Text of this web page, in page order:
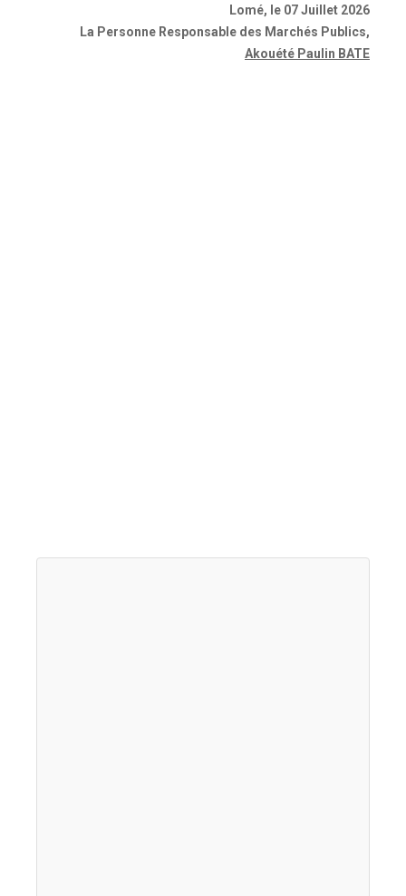
Lomé, le 07 Juillet 2026
La Personne Responsable des Marchés Publics,
Akouété Paulin BATE